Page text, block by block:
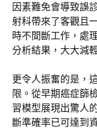
因素難免會導致誤
射科帶來了客觀且
時不間斷工作，處
分析結果，大大減
更令人振奮的是，
限。從早期癌症篩
習模型展現出驚人
斷準確率已可達到